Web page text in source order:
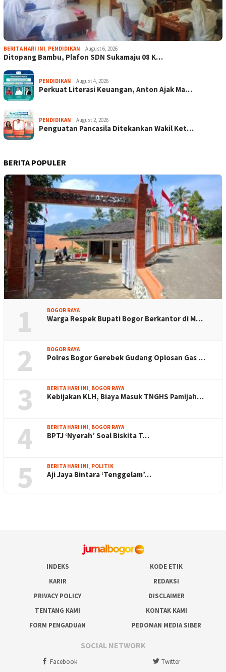
BERITA HARI INI, PENDIDIKAN August 6, 2026
Ditopang Bambu, Plafon SDN Sukamaju 08 K…
PENDIDIKAN August 4, 2026
Perkuat Literasi Keuangan, Anton Ajak Ma…
PENDIDIKAN August 2, 2026
Penguatan Pancasila Ditekankan Wakil Ket…
BERITA POPULER
1 BOGOR RAYA
Warga Respek Bupati Bogor Berkantor di M…
2 BOGOR RAYA
Polres Bogor Gerebek Gudang Oplosan Gas …
3 BERITA HARI INI, BOGOR RAYA
Kebijakan KLH, Biaya Masuk TNGHS Pamijah…
4 BERITA HARI INI, BOGOR RAYA
BPTJ ‘Nyerah’ Soal Biskita T…
5 BERITA HARI INI, POLITIK
Aji Jaya Bintara ‘Tenggelam’…
INDEKS
KODE ETIK
KARIR
REDAKSI
PRIVACY POLICY
DISCLAIMER
TENTANG KAMI
KONTAK KAMI
FORM PENGADUAN
PEDOMAN MEDIA SIBER
SOCIAL NETWORK
Facebook
Twitter